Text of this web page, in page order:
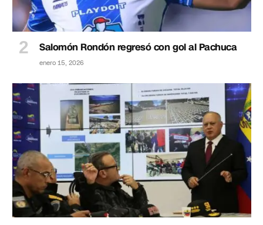
Salomón Rondón regresó con gol al Pachuca
enero 15, 2026